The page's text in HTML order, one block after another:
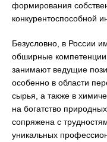
формирования
конкурентоспособной
Безусловно, в России
обширные
занимают ведущие
особенно в области
сырья, а также в
на богатство
сопряжена с
уникальных